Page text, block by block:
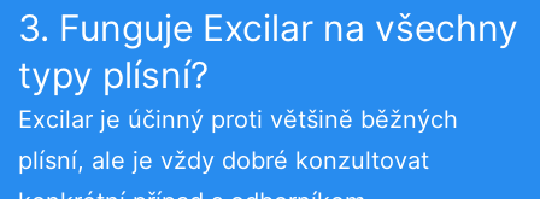
3. Funguje Excilar na všechny
typy plísní?
Excilar je účinný proti většině běžných
plísní, ale je vždy dobré konzultovat